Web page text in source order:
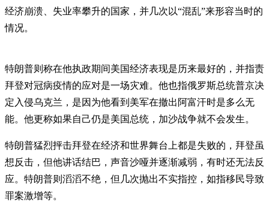
经济崩溃、失业率攀升的国家，并几次以“混乱”来形容当时的
情况。
特朗普则称在他执政期间美国经济表现是历来最好的，并指责
拜登对冠病疫情的应对是一场灾难。他也指俄罗斯总统普京决
定入侵乌克兰，是因为他看到美军在撤出阿富汗时是多么无
能。他更称如果自己仍是美国总统，加沙战争就不会发生。
特朗普猛烈抨击拜登在经济和世界舞台上都是失败的，拜登虽
想反击，但他讲话结巴，声音沙哑并逐渐减弱，有时还无法反
应。特朗普则滔滔不绝，但几次抛出不实指控，如指移民导致
罪案激增等。